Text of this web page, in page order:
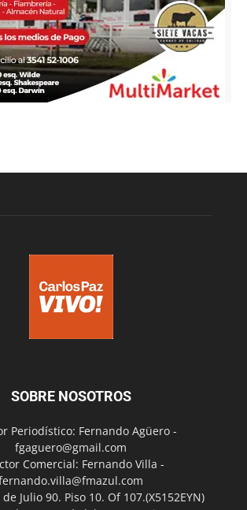
SOBRE NOSOTROS
Periodístico: Fernando Agüero -
fgaguero@gmail.com
Comercial: Fernando Villa -
Julio 90. Piso 10. Of 107.(X5152EYN)